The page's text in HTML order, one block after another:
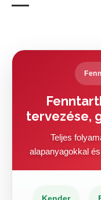
tervezése,
Teljes
alapanyagokkal